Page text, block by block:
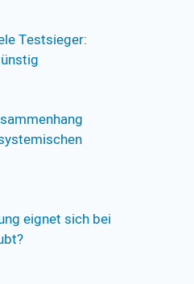
Testsieger:
eignet sich bei